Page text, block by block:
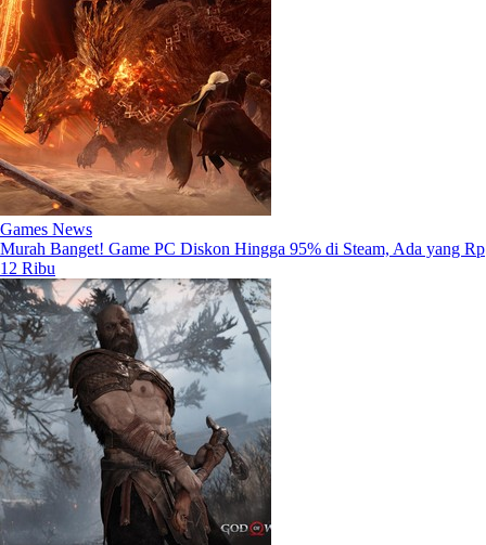
Games News
Murah Banget! Game PC Diskon Hingga 95% di Steam, Ada yang Rp
12 Ribu